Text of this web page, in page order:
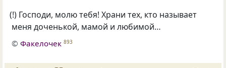
(!) Господи, молю тебя! Храни тех, кто называет
меня доченькой, мамой и любимой…
©Факелочек 893